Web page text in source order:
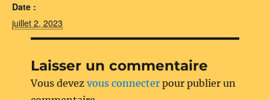
Date :
juillet 2, 2023
Laisser un commentaire
Vous devezvous connecter pour publier un